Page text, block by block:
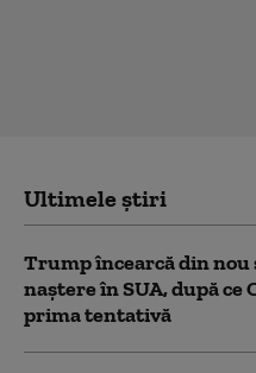
Ultimele știri
Trump încearcă din
naștere în SUA, după
prima tentativă